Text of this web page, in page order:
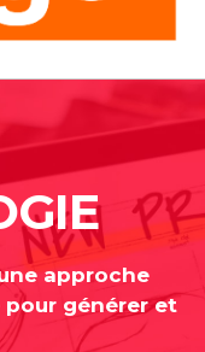
approche
générer et